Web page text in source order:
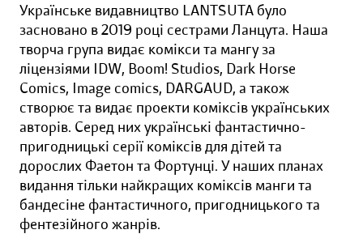
Українське видавництво LANTSUTA було
засновано в 2019 році сестрами Ланцута. Наша
творча група видає комікси та мангу за
ліцензіями IDW, Boom! Studios, Dark Horse
Comics, Image comics, DARGAUD, а також
створює та видає проекти коміксів українських
авторів. Серед них українські фантастично-
пригодницькі серії коміксів для дітей та
дорослих Фаетон та Фортунці. У наших планах
видання тільки найкращих коміксів манги та
бандесіне фантастичного, пригодницького та
фентезійного жанрів.